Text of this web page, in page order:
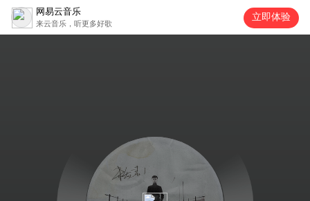
网易云音乐
来云音乐，听更多好歌
立即体验